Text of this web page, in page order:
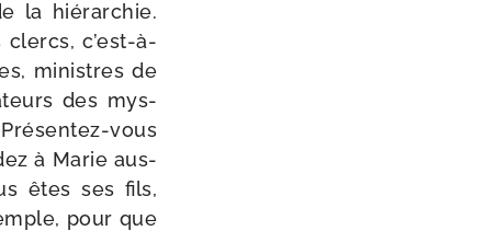
la hié­rar­chie.
c’est-à-
ministres de
des mys­
​vous
à Marie aus­
êtes ses fils,
pour que